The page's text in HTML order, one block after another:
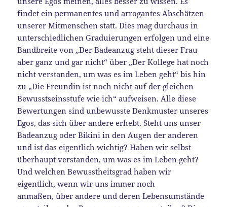
findet ein permanentes und arrogantes Abschätzen
unserer Mitmenschen statt. Dies mag durchaus in
unterschiedlichen Graduierungen erfolgen und eine
Bandbreite von „Der Badeanzug steht dieser Frau
aber ganz und gar nicht“ über „Der Kollege hat noch
nicht verstanden, um was es im Leben geht“ bis hin
zu „Die Freundin ist noch nicht auf der gleichen
Bewusstseinsstufe wie ich“ aufweisen. Alle diese
Bewertungen sind unbewusste Denkmuster unseres
Egos, das sich über andere erhebt. Steht uns unser
Badeanzug oder Bikini in den Augen der anderen
und ist das eigentlich wichtig? Haben wir selbst
überhaupt verstanden, um was es im Leben geht?
Und welchen Bewusstheitsgrad haben wir
eigentlich, wenn wir uns immer noch
anmaßen, über andere und deren Lebensumstände